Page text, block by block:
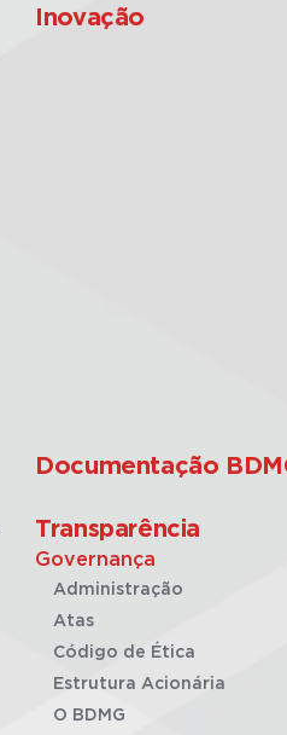
Inovação
Documentação
Transparência
Governança
Administração
Atas
Código de Ética
Estrutura Acionária
O BDMG